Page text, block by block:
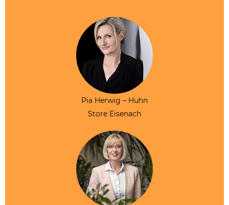
Pia Herwig – Huhn
Store Eisenach